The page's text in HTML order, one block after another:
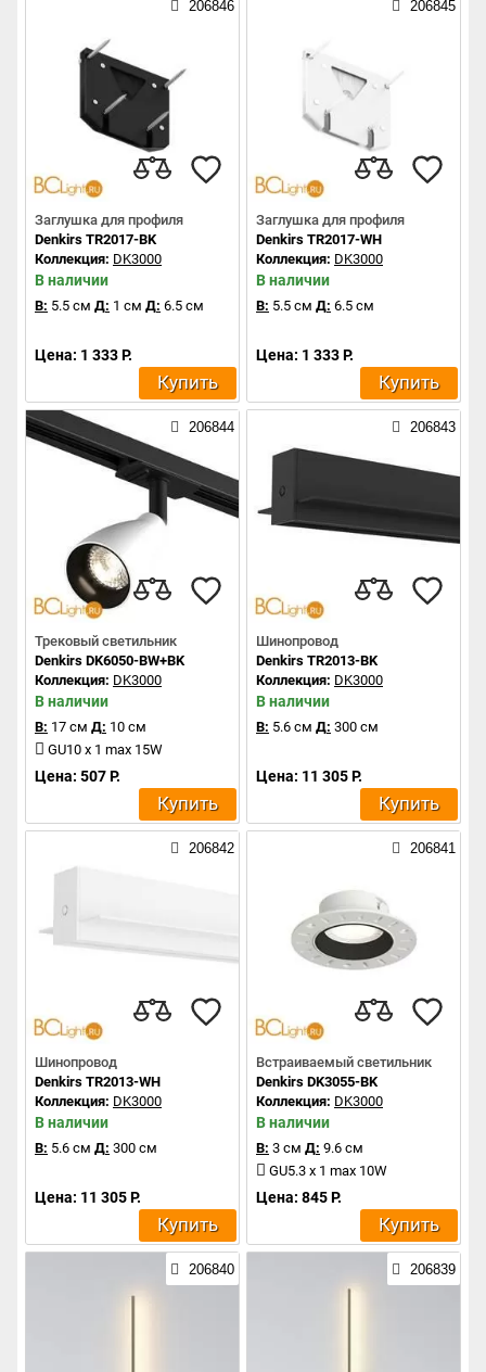
206846
Заглушка для профиля
Denkirs TR2017-BK
Коллекция: DK3000
В наличии
В: 5.5 см Д: 1 см Д: 6.5 см
Цена: 1 333 Р.
Купить
206845
Заглушка для профиля
Denkirs TR2017-WH
Коллекция: DK3000
В наличии
В: 5.5 см Д: 6.5 см
Цена: 1 333 Р.
Купить
206844
Трековый светильник
Denkirs DK6050-BW+BK
Коллекция: DK3000
В наличии
В: 17 см Д: 10 см
GU10 x 1 max 15W
Цена: 507 Р.
Купить
206843
Шинопровод
Denkirs TR2013-BK
Коллекция: DK3000
В наличии
В: 5.6 см Д: 300 см
Цена: 11 305 Р.
Купить
206842
Шинопровод
Denkirs TR2013-WH
Коллекция: DK3000
В наличии
В: 5.6 см Д: 300 см
Цена: 11 305 Р.
Купить
206841
Встраиваемый светильник
Denkirs DK3055-BK
Коллекция: DK3000
В наличии
В: 3 см Д: 9.6 см
GU5.3 x 1 max 10W
Цена: 845 Р.
Купить
206840 206839